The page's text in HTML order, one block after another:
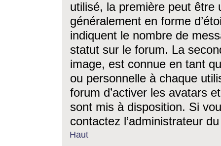
utilisé, la première peut être
généralement en forme
indiquent le nombre de
statut sur le forum. La
image, est connue en tant
ou personnelle à chaque
forum d’activer les avatars
sont mis à disposition. Si
contactez l’administrateur
Haut